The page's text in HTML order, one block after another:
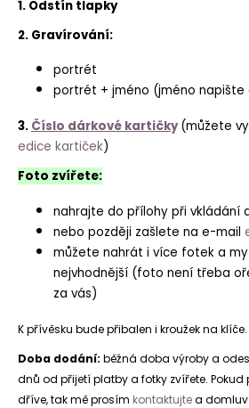
1. Odstín tlapky
2. Gravírování:
portrét
portrét + jméno (jméno napište
3. Číslo dárkové kartičky (můžete
edice kartiček)
Foto zvířete:
nahrajte do přílohy při vkládání
nebo později zašlete na e-mail
můžete nahrát i více fotek a
nejvhodnější (foto není třeba
za vás)
K přívěsku bude přibalen i kroužek na klíče.
Doba dodání: běžná doba výroby a
dnů od přijetí platby a fotky zvířete. Pokud
dříve, tak mě prosím kontaktujtea